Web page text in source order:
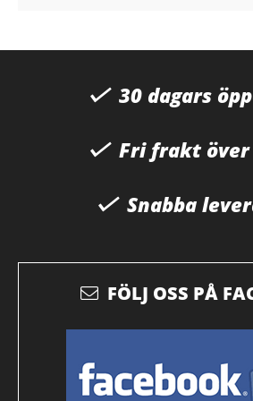
30 dagars
Fri frakt över
Snabba
FÖLJ OSS PÅ